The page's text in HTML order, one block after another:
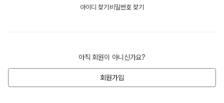
아이디 찾기 비밀번호 찾기
아직 회원이 아니신가요?
회원가입